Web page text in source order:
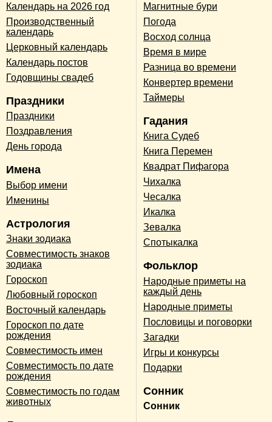
Календарь на 2026 год
Производственный
календарь
Церковный календарь
Календарь постов
Годовщины свадеб
Праздники
Праздники
Поздравления
День города
Имена
Выбор имени
Именины
Астрология
Знаки зодиака
Совместимость знаков
зодиака
Гороскоп
Любовный гороскоп
Восточный календарь
Гороскоп по дате
рождения
Совместимость имен
Совместимость по дате
рождения
Совместимость по годам
животных
Магнитные бури
Погода
Восход солнца
Время в мире
Разница во времени
Конвертер времени
Таймеры
Гадания
Книга Судеб
Книга Перемен
Квадрат Пифагора
Чихалка
Чесалка
Икалка
Зевалка
Спотыкалка
Фольклор
Народные приметы на
каждый день
Народные приметы
Пословицы и поговорки
Загадки
Игры и конкурсы
Подарки
Сонник
Сонник